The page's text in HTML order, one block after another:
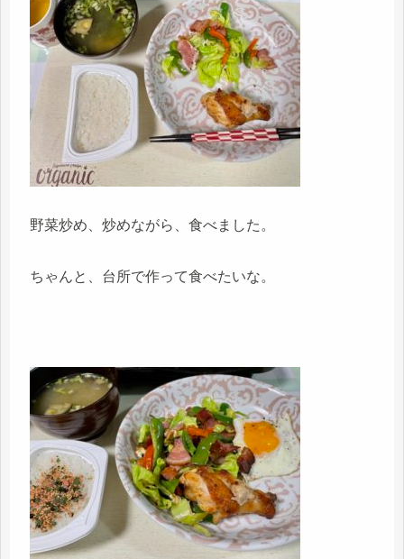
野菜炒め、炒めながら、食べました。
ちゃんと、台所で作って食べたいな。